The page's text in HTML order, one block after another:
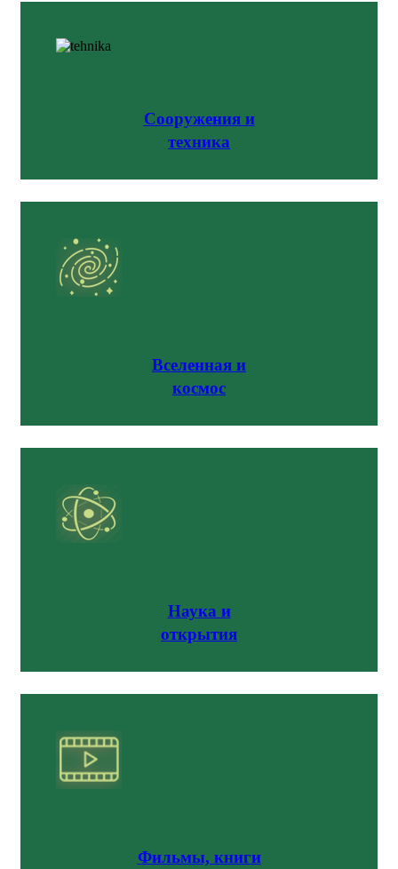
Сооружения и
техника
Вселенная и
космос
Наука и
открытия
Фильмы, книги